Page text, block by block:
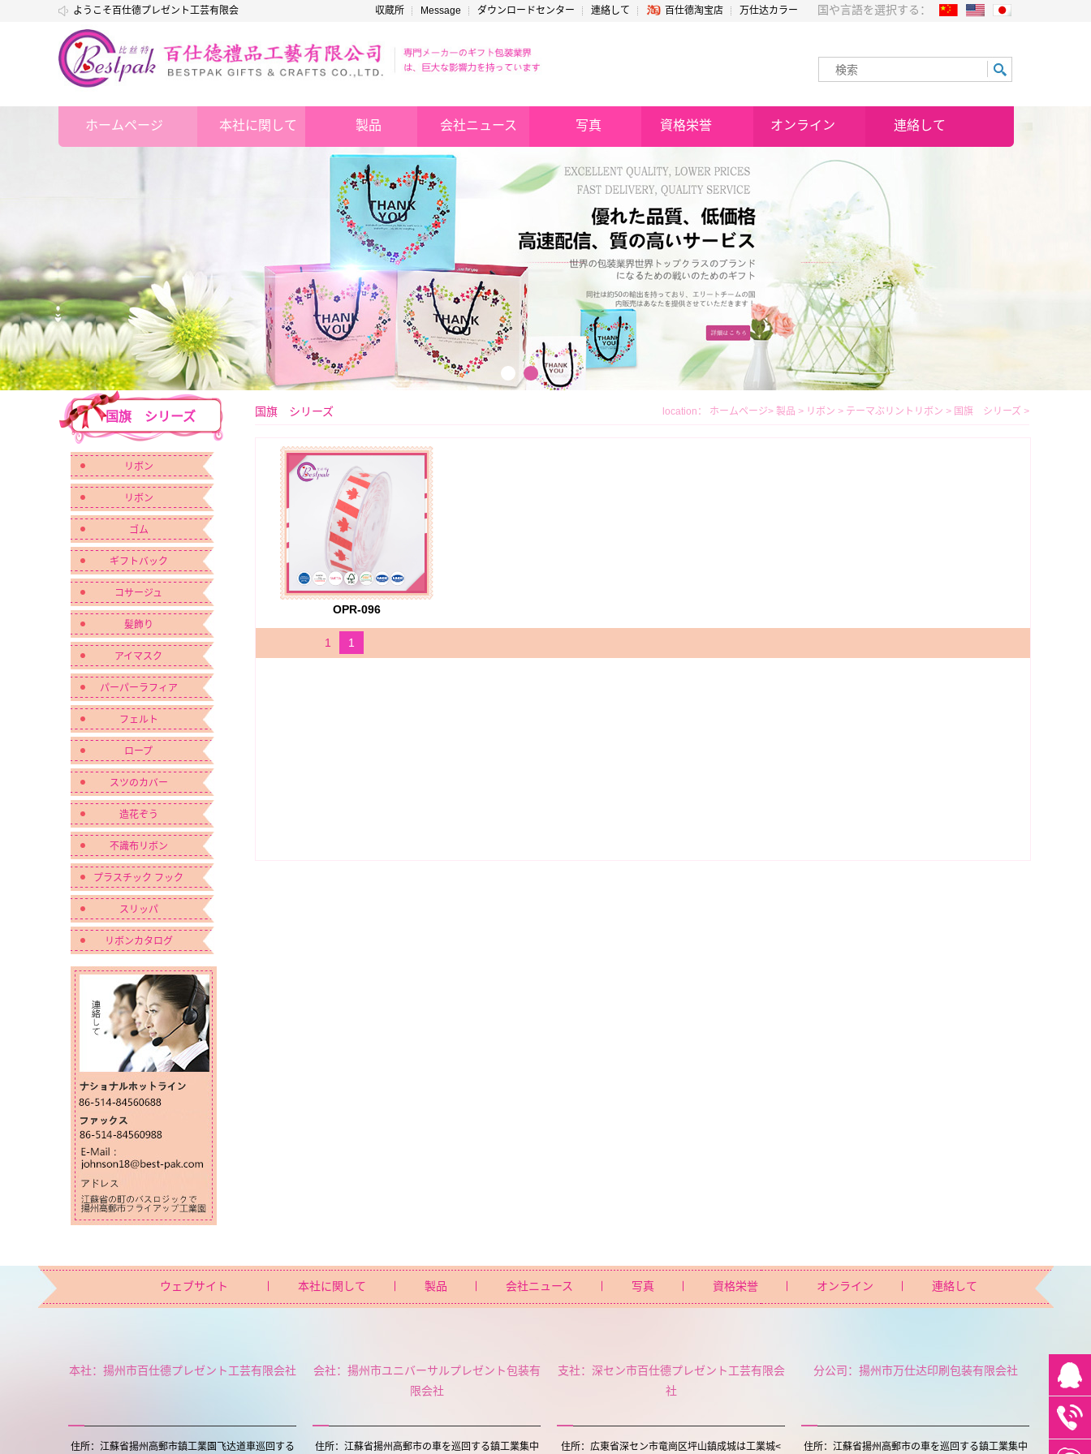
ようこそ百仕德プレゼント工芸有限会
収蔵所 Message ダウンロードセンター 連絡して 百仕德淘宝店 万仕达カラー 国や言語を選択する：
ホームページ 本社に関して 製品 会社ニュース 写真 資格栄誉 オンライン 連絡して
国旗 シリーズ
リボン
リボン
ゴム
ギフトバック
コサージュ
髪飾り
アイマスク
パーパーラフィア
フェルト
ロープ
スツのカバー
造花ぞう
不識布リボン
プラスチック フック
スリッパ
リボンカタログ
国旗 シリーズ location： ホームページ> 製品 > リボン > テーマぶリントリボン > 国旗 シリーズ >
OPR-096
1 1
ウェブサイト 本社に関して 製品 会社ニュース 写真 資格栄誉 オンライン 連絡して
本社：揚州市百仕德プレゼント工芸有限会社
住所：江蘇省揚州高郵市鎮工業園飞达道車巡回する
会社：揚州市ユニバーサルプレゼント包装有
限会社
住所：江蘇省揚州高郵市の車を巡回する鎮工業集中
支社：深セン市百仕德プレゼント工芸有限会
社
住所：広東省深セン市竜崗区坪山鎮成城は工業城<
分公司：揚州市万仕达印刷包装有限会社
住所：江蘇省揚州高郵市の車を巡回する鎮工業集中